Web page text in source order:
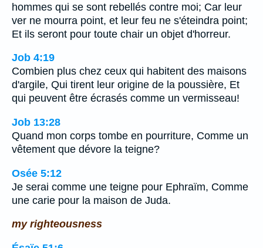
hommes qui se sont rebellés contre moi; Car leur
ver ne mourra point, et leur feu ne s'éteindra point;
Et ils seront pour toute chair un objet d'horreur.
Job 4:19
Combien plus chez ceux qui habitent des maisons
d'argile, Qui tirent leur origine de la poussière, Et
qui peuvent être écrasés comme un vermisseau!
Job 13:28
Quand mon corps tombe en pourriture, Comme un
vêtement que dévore la teigne?
Osée 5:12
Je serai comme une teigne pour Ephraïm, Comme
une carie pour la maison de Juda.
my righteousness